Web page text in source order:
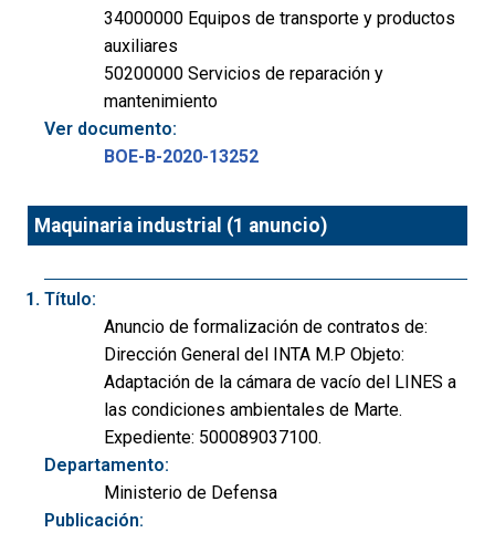
34000000 Equipos de transporte y productos
auxiliares
50200000 Servicios de reparación y
mantenimiento
Ver documento:
BOE-B-2020-13252
Maquinaria industrial (1 anuncio)
Título:
Anuncio de formalización de contratos de:
Dirección General del INTA M.P Objeto:
Adaptación de la cámara de vacío del LINES a
las condiciones ambientales de Marte.
Expediente: 500089037100.
Departamento:
Ministerio de Defensa
Publicación: